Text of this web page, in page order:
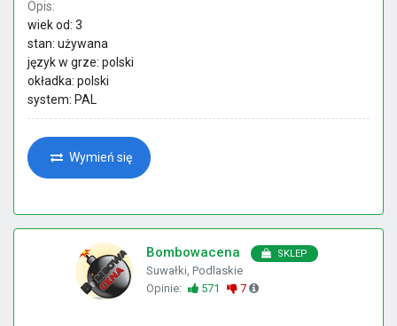
Opis:
wiek od: 3
stan: używana
język w grze: polski
okładka: polski
system: PAL
Wymień się
Bombowacena SKLEP
Suwałki, Podlaskie
Opinie:
571 7